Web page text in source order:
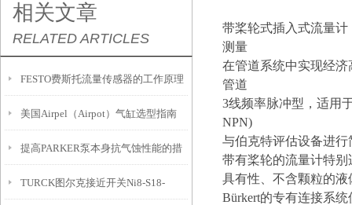
相关文章
RELATED ARTICLES
FESTO费斯托流量传感器的工作原理
美国Airpel（Airpot）气缸选型指南
提高PARKER泵本身抗气蚀性能的措
施
TURCK图尔克接近开关Ni8-S18-
带桨轮式插入式流量
测量
在管道系统中实现经
管道
3线频率脉冲型，适用
NPN)
与伯克特评估设备进
带有桨轮的流量计特
具有性、不含颗粒的液
Bürkert的专有连接系